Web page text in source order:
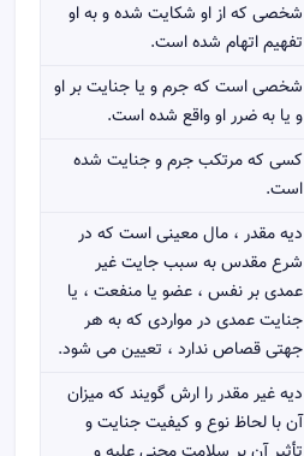
شخصی که از او شکایت شده و به او
تفهیم اتهام شده است.
شخصی است که جرم و یا جنایت بر او
و یا به ضرر او واقع شده است.
کسی که مرتکب جرم و جنایت شده
است.
دیه مقدر ، مال معینی است که در
شرع مقدس به سبب جایت غیر
عمدی بر نفس ، عضو یا منفعت ، یا
جنایت عمدی در مواردی که به هر
جهتی قصاص ندارد ، تعیین می شود.
دیه غیر مقدر را ارش گویند که میزان
آن با لحاظ نوع و کیفیت جنایت و